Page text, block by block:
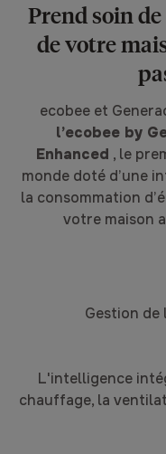
Prend soin
de votre
ecobee et
l’ecobee by
Enhanced , le
monde doté d’une
la consommation
votre maison
Gestion de
L'intelligence
chauffage, la